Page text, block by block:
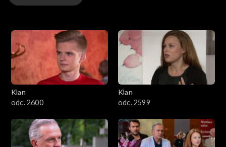
4601–4700
4501–4600
4401–4500
4301–4400
Klan
odc. 2600
Klan
odc. 2599